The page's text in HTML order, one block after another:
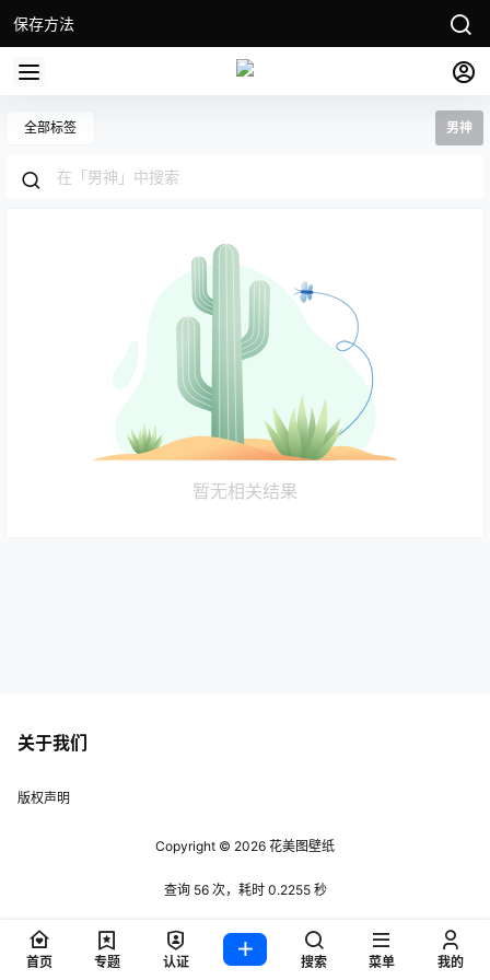
保存方法
全部标签 男神
暂无相关结果
关于我们
版权声明
Copyright © 2026 花美图壁纸
查询 56 次，耗时 0.2255 秒
首页 专题 认证 搜索 菜单 我的